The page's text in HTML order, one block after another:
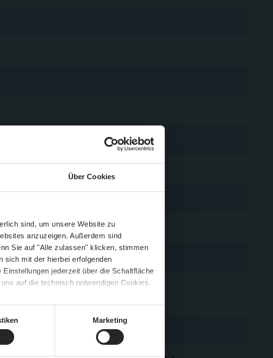
Über Cookies
sind, um unsere Website zu
anzuzeigen. Außerdem sind
Sie auf "Alle zulassen" klicken, stimmen
sich mit der hierbei erfolgenden
jederzeit über die Schaltfläche
auf die technisch notwendigen Cookies.
Marketing
ein Universal-Typ, welchen wir als
Schließen
& kleine Züge im August
🛥️
Wartezeit 🚂
von 9,00 € 🍟